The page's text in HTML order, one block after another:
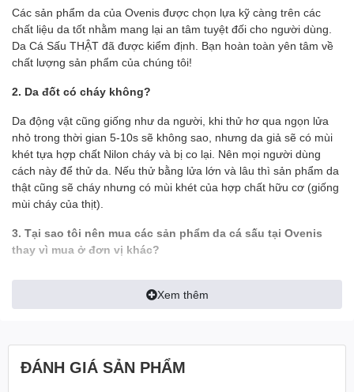
tờ xe..)
- 3 ngăn lớn đựng tiền thoải mái (1 ngăn khóa)
- Sản phẩm được bảo hành chính hãng 1 năm
✪ GIỚI THIỆU:
- Ví Da Cá Sấu là một vật dùng tuy nhỏ bé nhưng người sở hữu
nó toát ra mộtphong thái không hề nhỏ . Bạn sẽ cảm thấytựn
tin, hãnh diệnvới những người xung quanh mỗi khi dùng tới nó.
- Một người đàn ông thành công không thể tách rời những sản
phẩm mang tính đẳng cấp. Và bạn chính là một trong
nhữngngười thành công đó khi sở hữu cho mình sản phẩm Ví
Da Cá Sấu Thật tại Ovenis.
—————————————————————
100% Sản phẩm đúng chất Da Cá Sấu (được xem hàng khi
GIÁ sản phẩm là Cạnh tranh nhất tại thị trường Việt Nam
Các sản phẩm da của Ovenis được chọn lựa kỹ càng trên các
chất liệu da tốt nhằm mang lại an tâm tuyệt đối cho người dùng.
Da Cá Sấu THẬT đã được kiểm định. Bạn hoàn toàn yên tâm về
chất lượng sản phẩm của chúng tôi!
2. Da đốt có cháy không?
Da động vật cũng giống như da người, khi thử hơ qua ngọn lửa
nhỏ trong thời gian 5-10s sẽ không sao, nhưng da giả sẽ có mùi
khét tựa hợp chất Nilon cháy và bị co lại. Nên mọi người dùng
cách này để thử da. Nếu thử bằng lửa lớn và lâu thì sản phẩm da
thật cũng sẽ cháy nhưng có mùi khét của hợp chất hữu cơ (giống
mùi cháy của thịt).
3. Tại sao tôi nên mua các sản phẩm da cá sấu tại Ovenis
thay vì mua ở đơn vị khác?
- Tất cả hình ảnh đều được Ovenis chụp thật trên tay để khách có
được cái nhìn chính xác nhất về sản phẩm, tránh làm sai lệch tính
thực tế của sản phẩm
- Ship tới không mua không sao
- Mua rồi vẫn đổi trả miễn phí
Xem thêm
ĐÁNH GIÁ SẢN PHẨM